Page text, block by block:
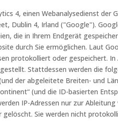
4, einen Webanalysedienst der
Dublin 4, Irland ("Google").
die in Ihrem Endgerät
durch Sie ermöglichen. Laut
protokolliert oder gespeichert. In
Stattdessen werden die
der abgeleitete Breiten- und
(und die ID-basierten
IP-Adressen nur zur
Sie werden nicht